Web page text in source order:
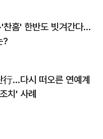
찬홈' 한반도 빗겨간다…
?
行…다시 떠오른 연예계
치' 사례